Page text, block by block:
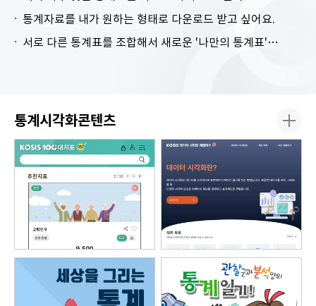
통계자료를 내가 원하는 형태로 다운로드 받고 싶어요.
서로 다른 통계표를 조합해서 새로운 '나만의 통계표'를 만들고 싶어요.
통계시각화콘텐츠